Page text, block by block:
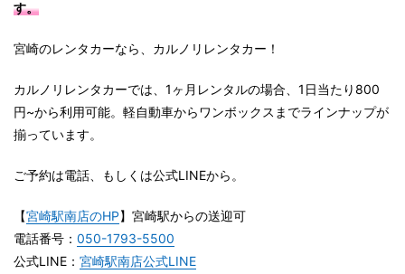
す。
宮崎のレンタカーなら、カルノリレンタカー！
カルノリレンタカーでは、1ヶ月レンタルの場合、1日当たり800
円~から利用可能。軽自動車からワンボックスまでラインナップが
揃っています。
ご予約は電話、もしくは公式LINEから。
【宮崎駅南店のHP】宮崎駅からの送迎可
電話番号： 050-1793-5500
公式LINE： 宮崎駅南店公式LINE